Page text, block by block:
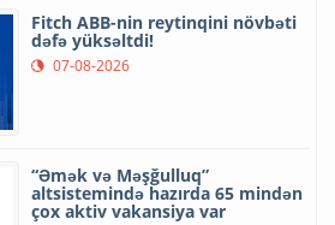
Fitch ABB-nin reytinqini növbəti
dəfə yüksəltdi!
07-08-2026
“Əmək və Məşğulluq”
altsistemində hazırda 65 mindən
çox aktiv vakansiya var